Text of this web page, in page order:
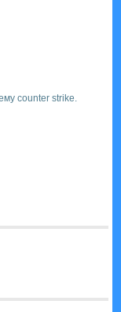
counter strike.